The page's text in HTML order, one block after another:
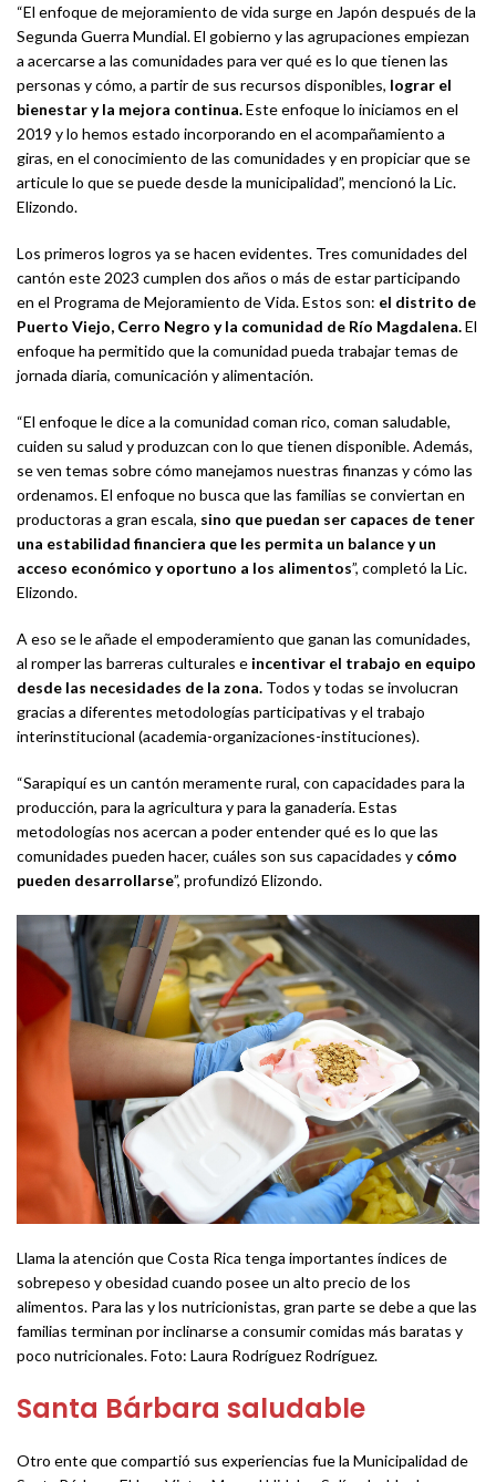
“El enfoque de mejoramiento de vida surge en Japón después de la
Segunda Guerra Mundial. El gobierno y las agrupaciones empiezan
a acercarse a las comunidades para ver qué es lo que tienen las
personas y cómo, a partir de sus recursos disponibles, lograr el
bienestar y la mejora continua.Este enfoque lo iniciamos en el
2019 y lo hemos estado incorporando en el acompañamiento a
giras, en el conocimiento de las comunidades y en propiciar que se
articule lo que se puede desde la municipalidad”, mencionó la Lic.
Elizondo.
Los primeros logros ya se hacen evidentes. Tres comunidades del
cantón este 2023 cumplen dos años o más de estar participando
en el Programa de Mejoramiento de Vida. Estos son: el distrito de
Puerto Viejo, Cerro Negro y la comunidad de Río Magdalena.El
enfoque ha permitido que la comunidad pueda trabajar temas de
jornada diaria, comunicación y alimentación.
“El enfoque le dice a la comunidad coman rico, coman saludable,
cuiden su salud y produzcan con lo que tienen disponible. Además,
se ven temas sobre cómo manejamos nuestras finanzas y cómo las
ordenamos. El enfoque no busca que las familias se conviertan en
productoras a gran escala, sino que puedan ser capaces de tener
una estabilidad financiera que les permita un balance y un
acceso económico y oportuno a los alimentos”, completó la Lic.
Elizondo.
A eso se le añade el empoderamiento que ganan las comunidades,
al romper las barreras culturales e incentivar el trabajo en equipo
desde las necesidades de la zona. Todos y todas se involucran
gracias a diferentes metodologías participativas y el trabajo
interinstitucional (academia-organizaciones-instituciones).
“Sarapiquí es un cantón meramente rural, con capacidades para la
producción, para la agricultura y para la ganadería. Estas
metodologías nos acercan a poder entender qué es lo que las
comunidades pueden hacer, cuáles son sus capacidades y cómo
pueden desarrollarse”, profundizó Elizondo.
Llama la atención que Costa Rica tenga importantes índices de
sobrepeso y obesidad cuando posee un alto precio de los
alimentos. Para las y los nutricionistas, gran parte se debe a que las
familias terminan por inclinarse a consumir comidas más baratas y
poco nutricionales. Foto: Laura Rodríguez Rodríguez.
Santa Bárbara saludable
Otro ente que compartió sus experiencias fue la Municipalidad de